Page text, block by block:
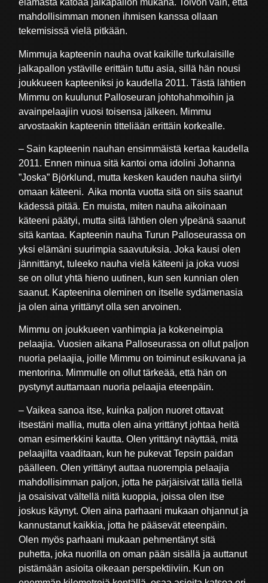
elämästä katoaa jalkapallon mukana. Toivon vain, että
mahdollisimman monen ihmisen kanssa ollaan
tekemisissä vielä pitkään.
Mimmuja kapteenin nauha ovat kaikille turkulaisille
jalkapallon ystäville erittäin tuttu asia, sillä hän nousi
joukkueen kapteeniksi jo kaudella 2011. Tästä lähtien
Mimmu on kuulunut Palloseuran johtohahmoihin ja
avainpelaajiin vuosi toisensa jälkeen. Mimmu
arvostaakin kapteenin titteliään erittäin korkealle.
– Sain kapteenin nauhan ensimmäistä kertaa kaudella
2011. Ennen minua sitä kantoi oma idolini Johanna
”Joska” Björklund, mutta kesken kauden nauha siirtyi
omaan käteeni. Aika monta vuotta sitä on siis saanut
kädessä pitää. En muista, miten nauha aikoinaan
käteeni päätyi, mutta siitä lähtien olen ylpeänä saanut
sitä kantaa. Kapteenin nauha Turun Palloseurassa on
yksi elämäni suurimpia saavutuksia. Joka kausi olen
jännittänyt, tuleeko nauha vielä käteeni ja joka vuosi
se on ollut yhtä hieno uutinen, kun sen kunnian olen
saanut. Kapteenina oleminen on itselle sydämenasia
ja olen aina yrittänyt olla sen arvoinen.
Mimmu on joukkueen vanhimpia ja kokeneimpia
pelaajia. Vuosien aikana Palloseurassa on ollut paljon
nuoria pelaajia, joille Mimmu on toiminut esikuvana ja
mentorina. Mimmulle on ollut tärkeää, että hän on
pystynyt auttamaan nuoria pelaajia eteenpäin.
– Vaikea sanoa itse, kuinka paljon nuoret ottavat
itsestäni mallia, mutta olen aina yrittänyt johtaa heitä
oman esimerkkini kautta. Olen yrittänyt näyttää, mitä
pelaajilta vaaditaan, kun he pukevat Tepsin paidan
päälleen. Olen yrittänyt auttaa nuorempia pelaajia
mahdollisimman paljon, jotta he pärjäisivät tällä tiellä
ja osaisivat vältellä niitä kuoppia, joissa olen itse
joskus käynyt. Olen aina parhaani mukaan ohjannut ja
kannustanut kaikkia, jotta he pääsevät eteenpäin.
Olen myös parhaani mukaan pehmentänyt sitä
puhetta, joka nuorilla on oman pään sisällä ja auttanut
pistämään asioita oikeaan perspektiiviin. Kun on